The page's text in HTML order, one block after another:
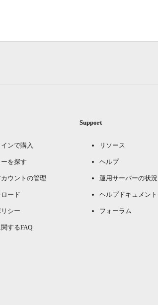
ンで購入
ーを探す
ウントの管理
ード
シー
するFAQ
Support
リソース
ヘルプ
運用サーバーの状況
ヘルプドキュメント
フォーラム